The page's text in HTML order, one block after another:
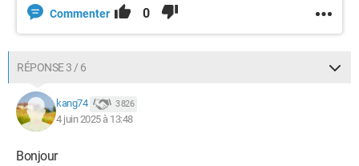
Commenter 0
RÉPONSE 3 / 6
kang74 3 826
4 juin 2025 à 13:48
Bonjour